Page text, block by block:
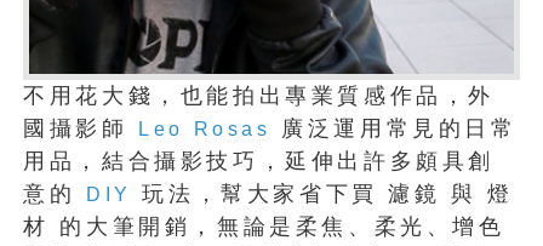
不用花大錢，也能拍出專業質感作品，外
國攝影師
Leo Rosas
廣泛運用常見的日常
用品，結合攝影技巧，延伸出許多頗具創
意的
DIY
玩法，幫大家省下買 濾鏡 與 燈
材 的大筆開銷，無論是柔焦、柔光、增色